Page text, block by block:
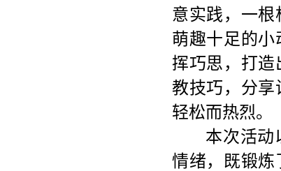
意实践，一
萌趣十足的
挥巧思，打
教技巧，分享
轻松而热烈。
本次活动
情绪，既锻炼